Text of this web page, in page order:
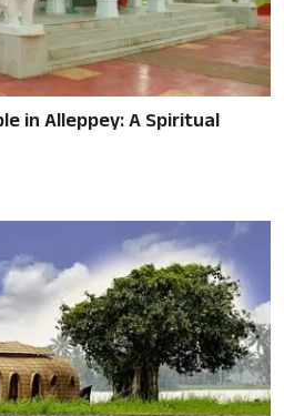
in Alleppey: A Spiritual